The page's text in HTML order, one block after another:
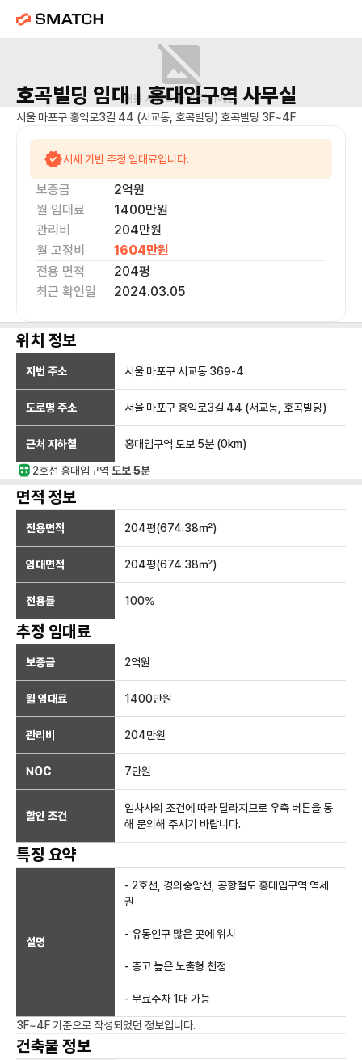
매물 사진을 준비 중이에요.
호곡빌딩 임대 | 홍대입구역사무실
서울 마포구 홍익로3길 44 (서교동, 호곡빌딩) 호곡빌딩 3F~4F
시세 기반 추정 임대료입니다.
보증금 2억원
월 임대료
1400만원
관리비
204만원
월 고정비
1604만원
전용 면적
204평
최근 확인일
2024.03.05
위치 정보
지번 주소 서울 마포구 서교동 369-4
도로명 주소 서울 마포구 홍익로3길 44 (서교동, 호곡빌딩)
근처 지하철 홍대입구역 도보 5분 (0km)
2호선 홍대입구역 도보 5분
면적 정보
전용면적 204평(674.38㎡)
임대면적 204평(674.38㎡)
전용률 100%
추정 임대료
보증금 2억원
월 임대료 1400만원
관리비 204만원
NOC 7만원
할인 조건
임차사의 조건에 따라 달라지므로 우측 버튼을 통
해 문의해 주시기 바랍니다.
특징 요약
설명
- 2호선, 경의중앙선, 공항철도 홍대입구역 역세
권
- 유동인구 많은 곳에 위치
- 층고 높은 노출형 천정
- 무료주차 1대 가능
3F~4F 기준으로 작성되었던 정보입니다.
건축물 정보